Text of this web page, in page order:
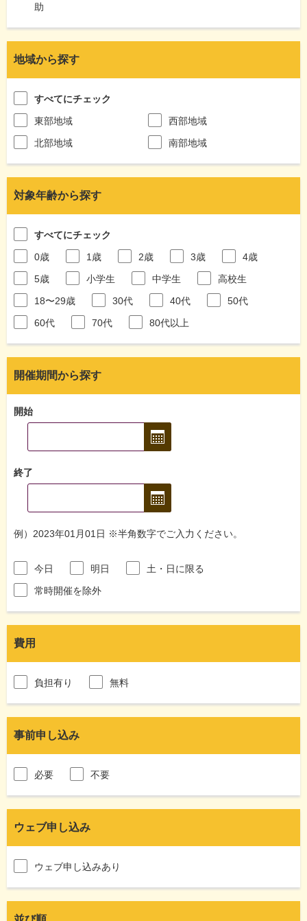
助
地域から探す
すべてにチェック
東部地域
西部地域
北部地域
南部地域
対象年齢から探す
すべてにチェック
0歳
1歳 2歳 3歳
4歳
5歳
小学生 中学生
高校生
18〜29歳
30代 40代
50代
60代
70代 80代以上
開催期間から探す
開始
終了
例）2023年01月01日 ※半角数字でご入力ください。
今日 明日
土・日に限る
常時開催を除外
費用
負担有り 無料
事前申し込み
必要 不要
ウェブ申し込み
ウェブ申し込みあり